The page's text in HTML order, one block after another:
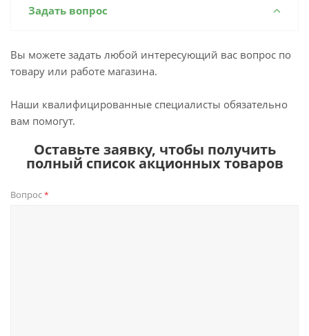
Задать вопрос
Вы можете задать любой интересующий вас вопрос по
товару или работе магазина.
Наши квалифицированные специалисты обязательно
вам помогут.
Оставьте заявку, чтобы получить
полный список акционных товаров
Вопрос*